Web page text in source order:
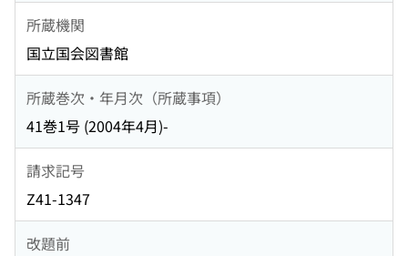
所蔵機関
国立国会図書館
所蔵巻次・年月次（所蔵事項）
41巻1号 (2004年4月)-
請求記号
Z41-1347
改題前